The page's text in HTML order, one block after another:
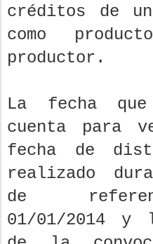
créditos de
como
productor.
La fecha
cuenta para
fecha de
realizado
de
01/01/2014